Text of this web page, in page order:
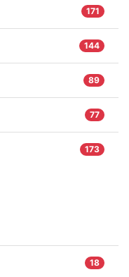
171
144
89
77
173
18